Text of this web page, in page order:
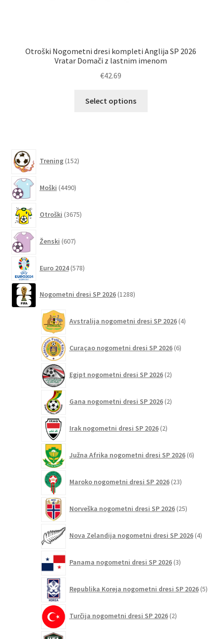
Otroški Nogometni dresi kompleti Anglija SP 2026
Vratar Domači z lastnim imenom
€42.69
Select options
Trening 152izdelkov
Moški 4490izdelkov
Otroški 3675izdelkov
Ženski 607izdelkov
Euro 2024 578izdelkov
Nogometni dresi SP 2026 1288izdelkov
Avstralija nogometni dresi SP 2026 4izdelki
Curaçao nogometni dresi SP 2026 6izdelkov
Egipt nogometni dresi SP 2026 2izdelka
Gana nogometni dresi SP 2026 2izdelka
Irak nogometni dresi SP 2026 2izdelka
Južna Afrika nogometni dresi SP 2026 6izdelkov
Maroko nogometni dresi SP 2026 23izdelkov
Norveška nogometni dresi SP 2026 25izdelkov
Nova Zelandija nogometni dresi SP 2026 4izdelki
Panama nogometni dresi SP 2026 3izdelki
Republika Koreja nogometni dresi SP 2026 5
Turčija nogometni dresi SP 2026 2izdelka